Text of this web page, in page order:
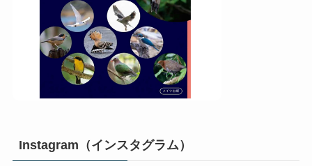
Instagram（インスタグラム）